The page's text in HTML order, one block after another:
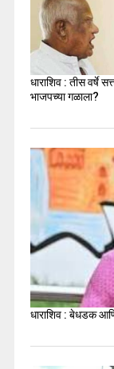
धाराशिव : तीस वर्षे
भाजपच्या गळाला?
धाराशिव : बेधडक